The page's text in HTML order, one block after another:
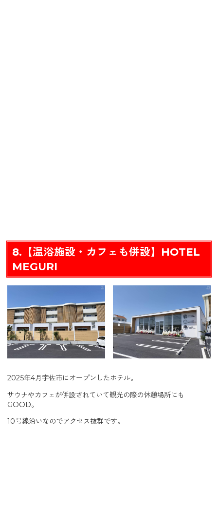
8.【温浴施設・カフェも併設】HOTEL
MEGURI
2025年4月宇佐市にオープンしたホテル。
サウナやカフェが併設されていて観光の際の休憩場所にも
GOOD。
10号線沿いなのでアクセス抜群です。